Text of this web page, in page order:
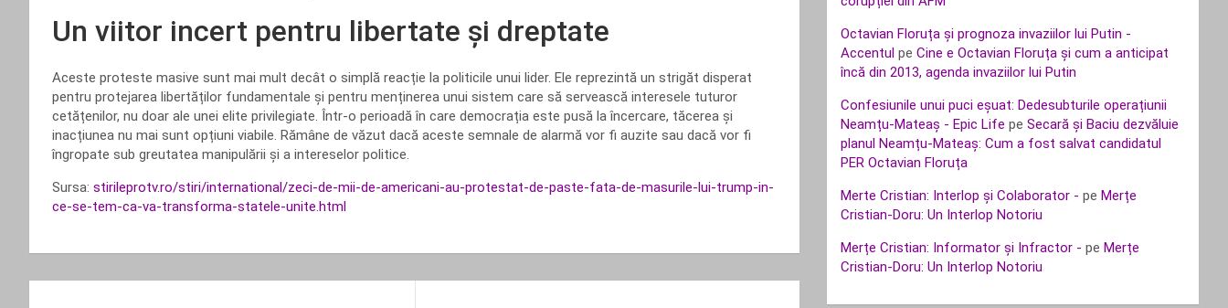
Un viitor incert pentru libertate și dreptate
Aceste proteste masive sunt mai mult decât o simplă reacție la politicile unui lider. Ele reprezintă un strigăt disperat
pentru protejarea libertăților fundamentale și pentru menținerea unui sistem care să servească interesele tuturor
cetățenilor, nu doar ale unei elite privilegiate. Într-o perioadă în care democrația este pusă la încercare, tăcerea și
inacțiunea nu mai sunt opțiuni viabile. Rămâne de văzut dacă aceste semnale de alarmă vor fi auzite sau dacă vor fi
îngropate sub greutatea manipulării și a intereselor politice.
Sursa: stirileprotv.ro/stiri/international/zeci-de-mii-de-americani-au-protestat-de-paste-fata-de-masurile-lui-trump-in-
ce-se-tem-ca-va-transforma-statele-unite.html
Octavian Floruța și prognoza invaziilor lui Putin -
Accentul peCine e Octavian Floruța și cum a anticipat
încă din 2013, agenda invaziilor lui Putin
Confesiunile unui puci eșuat: Dedesubturile operațiunii
Neamțu-Mateaș - Epic Life peSecară și Baciu dezvăluie
planul Neamțu-Mateaș: Cum a fost salvat candidatul
PER Octavian Floruța
Merte Cristian: Interlop și Colaborator - peMerțe
Cristian-Doru: Un Interlop Notoriu
Merțe Cristian: Informator și Infractor - peMerțe
Cristian-Doru: Un Interlop Notoriu